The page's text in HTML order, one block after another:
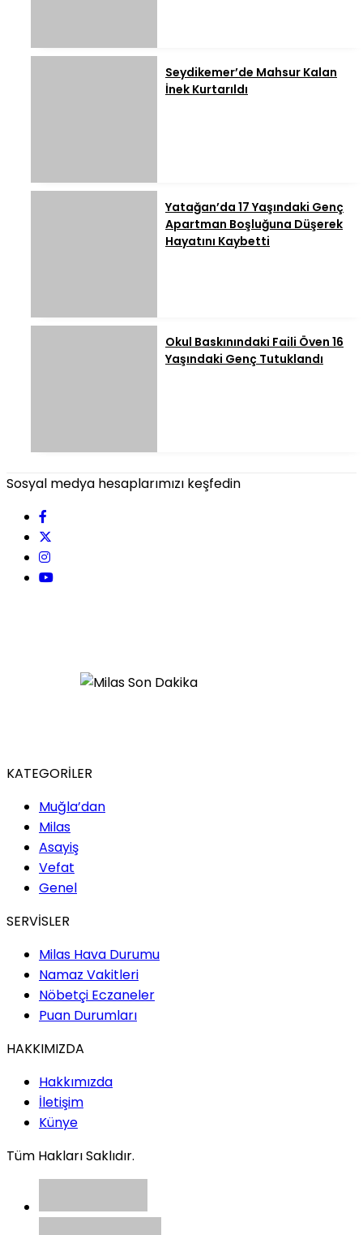
Seydikemer’de Mahsur Kalan
İnek Kurtarıldı
Yatağan’da 17 Yaşındaki Genç
Apartman Boşluğuna Düşerek
Hayatını Kaybetti
Okul Baskınındaki Faili Öven 16
Yaşındaki Genç Tutuklandı
Sosyal medya hesaplarımızı keşfedin
KATEGORİLER
Muğla’dan
Milas
Asayiş
Vefat
Genel
SERVİSLER
Milas Hava Durumu
Namaz Vakitleri
Nöbetçi Eczaneler
Puan Durumları
HAKKIMIZDA
Hakkımızda
İletişim
Künye
Tüm Hakları Saklıdır.